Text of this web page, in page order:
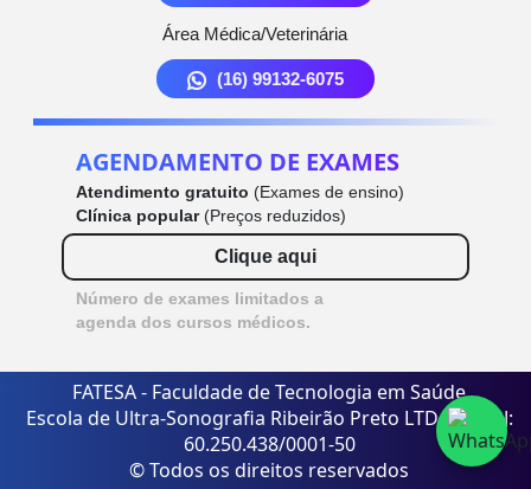
Área Médica/Veterinária
(16) 99132-6075
AGENDAMENTO DE EXAMES
Atendimento gratuito (Exames de ensino)
Clínica popular(Preços reduzidos)
Clique aqui
Número de exames limitados a
agenda dos cursos médicos.
FATESA - Faculdade de Tecnologia em Saúde
Escola de Ultra-Sonografia Ribeirão Preto LTDA - CNPJ:
60.250.438/0001-50
© Todos os direitos reservados